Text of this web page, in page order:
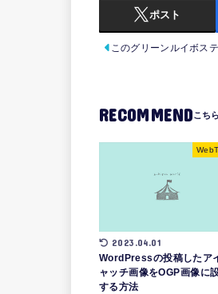
ポスト
このグリーンルイボス
RECOMMEND
2023.04.01
WordPressの投稿したア
ャッチ画像をOGP画像に
する方法